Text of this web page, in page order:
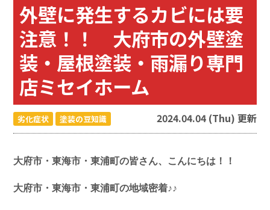
外壁に発生するカビには要
注意！！ 大府市の外壁塗
装・屋根塗装・雨漏り専門
店ミセイホーム
劣化症状 塗装の豆知識 2024.04.04 (Thu) 更新
大府市・東海市・東浦町の皆さん、こんにちは！！
大府市・東海市・東浦町の地域密着♪♪